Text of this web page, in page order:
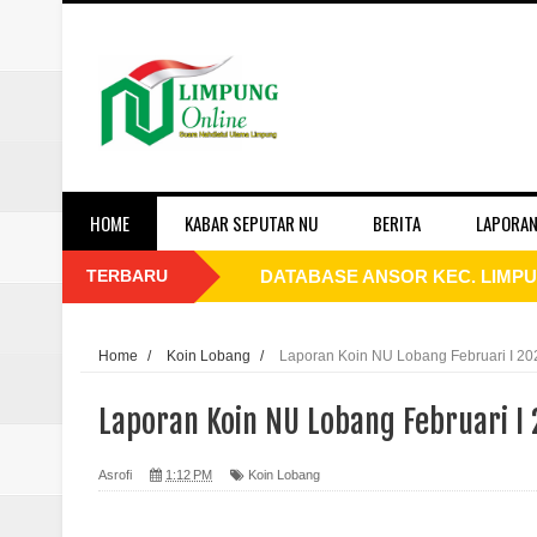
HOME KABAR SEPUTAR NU BERITA
TERBARU DATABASE ANSOR KEC.
Laporan Koin Nu Wonokerso
Laporan Koin Nu Sidomulyo
Home / Koin Lobang / Laporan Koin NU Lobang Februari I
Laporan Koin NU Lobang Februari I
Asrofi 1:12 PM Koin Lobang